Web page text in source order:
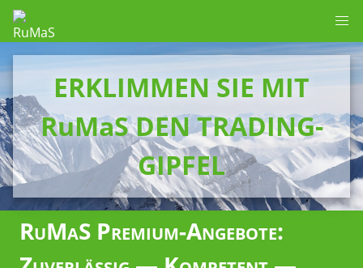
ERKLIMMEN SIE MIT
RuMaS DEN TRADING-
GIPFEL
RuMaS Premium-Angebote: